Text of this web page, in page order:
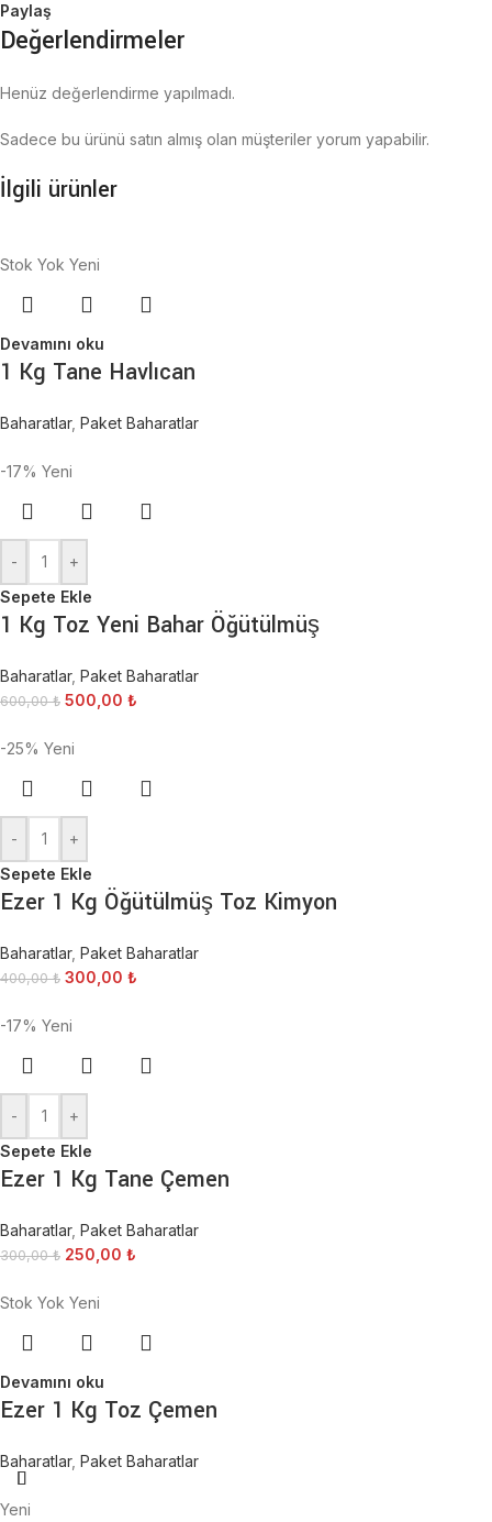
Paylaş
Değerlendirmeler
Henüz değerlendirme yapılmadı.
Sadece bu ürünü satın almış olan müşteriler yorum yapabilir.
İlgili ürünler
Stok Yok Yeni
Devamını oku
1 Kg Tane Havlıcan
Baharatlar, Paket Baharatlar
-17% Yeni
-
+
Sepete Ekle
1 Kg Toz Yeni Bahar Öğütülmüş
Baharatlar, Paket Baharatlar
600,00₺ 500,00 ₺
-25% Yeni
-
+
Sepete Ekle
Ezer 1 Kg Öğütülmüş Toz Kimyon
Baharatlar, Paket Baharatlar
400,00₺ 300,00 ₺
-17% Yeni
-
+
Sepete Ekle
Ezer 1 Kg Tane Çemen
Baharatlar, Paket Baharatlar
300,00₺ 250,00 ₺
Stok Yok Yeni
Devamını oku
Ezer 1 Kg Toz Çemen
Baharatlar, Paket Baharatlar
Yeni